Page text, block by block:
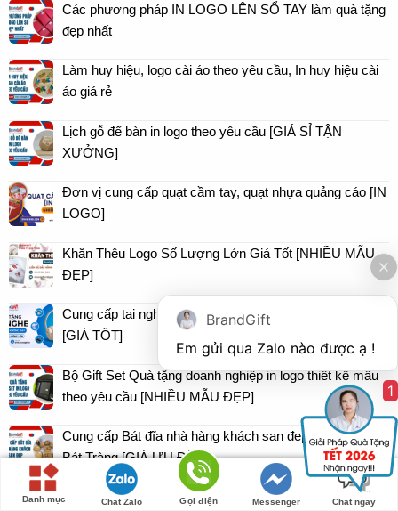
Các phương pháp IN LOGO LÊN SỔ TAY làm quà tặng
đẹp nhất
Làm huy hiệu, logo cài áo theo yêu cầu, In huy hiệu cài
áo giá rẻ
Lịch gỗ để bàn in logo theo yêu cầu [GIÁ SỈ TẬN
XƯỞNG]
Đơn vị cung cấp quạt cầm tay, quạt nhựa quảng cáo [IN
LOGO]
Khăn Thêu Logo Số Lượng Lớn Giá Tốt [NHIỀU MẪU
ĐẸP]
Cung cấp tai nghe không dây, tai nghe Bluetooth in logo
[GIÁ TỐT]
Bộ Gift Set Quà tặng doanh nghiệp in logo thiết kế mẫu
theo yêu cầu [NHIỀU MẪU ĐẸP]
Cung cấp Bát đĩa nhà hàng khách sạn đẹp sản xuất tại
Bát Tràng [GIÁ ƯU ĐÃI]
Dây Đeo Bảng Tên Thẻ Tên In Logo [SỐ LƯỢNG LỚN,
Danh mục Chat Zalo Gọi điện Messenger Chat ngay
BrandGift
1